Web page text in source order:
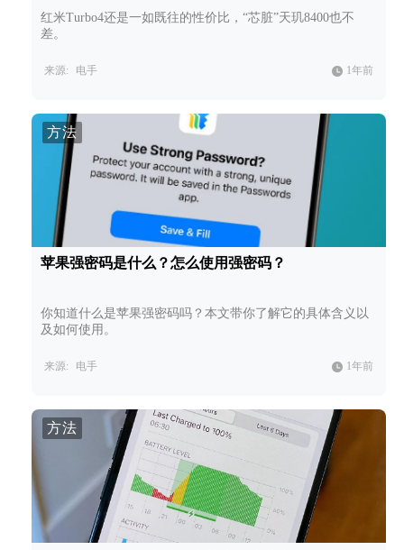
红米Turbo4还是一如既往的性价比，“芯脏”天玑8400也不
差。
来源: 电手 1年前
方法
苹果强密码是什么？怎么使用强密码？
你知道什么是苹果强密码吗？本文带你了解它的具体含义以
及如何使用。
来源: 电手 1年前
方法